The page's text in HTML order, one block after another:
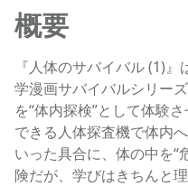
概要
『人体のサバイバル (1)
学漫画サバイバルシリー
を“体内探検”として体験
できる人体探査機で体内
いった具合に、体の中を“
険だが、学びはきちんと